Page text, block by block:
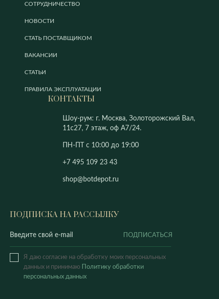
СОТРУДНИЧЕСТВО
НОВОСТИ
СТАТЬ ПОСТАВЩИКОМ
ВАКАНСИИ
СТАТЬИ
ПРАВИЛА ЭКСПЛУАТАЦИИ
КОНТАКТЫ
Шоу-рум: г. Москва, Золоторожский Вал,
11с27, 7 этаж, оф А7/24.
ПН-ПТ с 10:00 до 19:00
+7 495 109 23 43
shop@botdepot.ru
ПОДПИСКА НА РАССЫЛКУ
ПОДПИСАТЬСЯ
Я даю согласие на обработку моих персональных
данных и принимаю
Политику обработки
персональных данных